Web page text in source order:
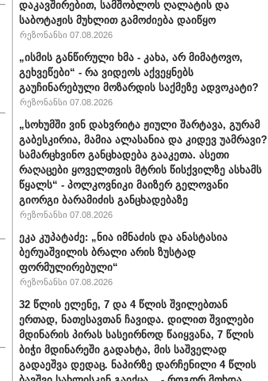
დაკავშირებით, სამშობლოს ღალატის და
საბოტაჟის მუხლით გამოძიება დაიწყო
რეზონანსი 07.08.2026
„ისმის განწირული ხმა - კახა, არ მიმატოვო,
გეხვეწები“ - რა ვიდეოს აქვეყნებს
გაუჩინარებული მოზარდის საქმეზე ადვოკატი?
რეზონანსი 07.08.2026
„სოხუმში ვინ დახვრიტა ჟიული შარტავა, გურამ
გაბესკირია, მამია ალასანია და კიდევ უამრავი?
სამარცხვინო განცხადება გააკეთა. ასეთი
რაღაცები ყოველთვის მტრის წისქვილზე ასხამს
წყალს“ - პოლკოვნიკი მაიზერ გელოვანი
გიორგი ბარამიძის განცხადებაზე
რეზონანსი 07.08.2026
ეკა კუპატაძე: „ნია იმნაძის და ანასტასია
ბერუაშვილის ბრალი არის ზუსტად
ფორმულირებული“
რეზონანსი 07.08.2026
32 წლის ელენე, 7 და 4 წლის შვილებთან
ერთად, ნათესავთან ჩავიდა. დილით შვილები
მდინარის პირას სასეირნოდ წაიყვანა, 7 წლის
ბიჭი მდინარეში გადახტა, მის საშველად
გადაეშვა დედაც. ნაპირზე დარჩენილი 4 წლის